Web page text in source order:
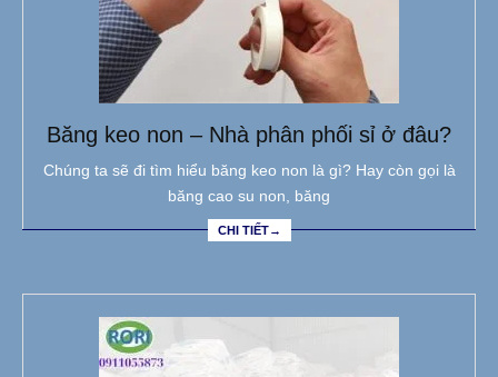
Băng keo non – Nhà phân phối sỉ ở đâu?
Chúng ta sẽ đi tìm hiểu băng keo non là gì? Hay còn gọi là
băng cao su non, băng
CHI TIẾT→